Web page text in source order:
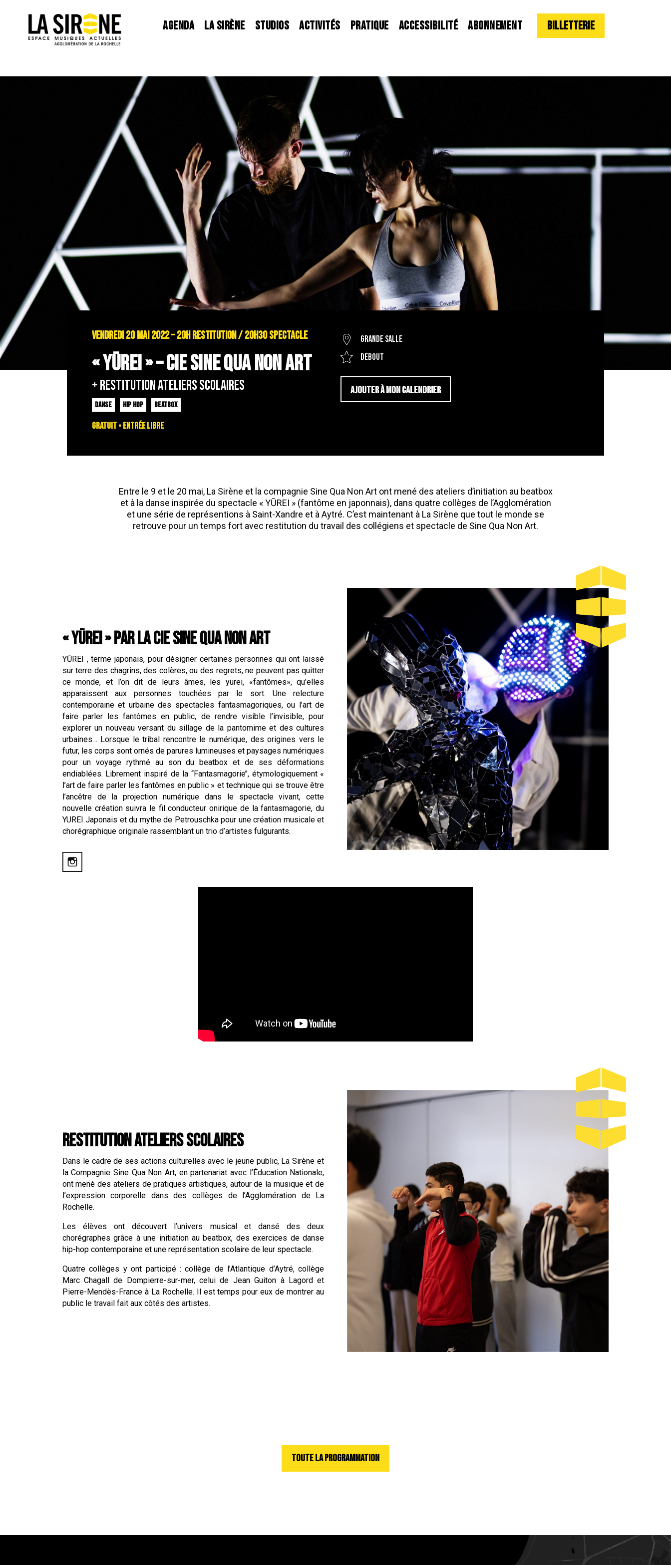
AGENDA LA SIRÈNE STUDIOS ACTIVITÉS PRATIQUE ACCESSIBILITÉ ABONNEMENT Billetterie
VENDREDI 20 MAI 2022 – 20H RESTITUTION / 20H30 SPECTACLE
« YŪREI » – CIE SINE QUA NON ART
+ restitution ateliers scolaires
DANSE HIP HOP BEATBOX
Gratuit • Entrée libre
Grande salle
Debout
AJOUTER À MON CALENDRIER
Entre le 9 et le 20 mai, La Sirène et la compagnie Sine Qua Non Art ont mené des ateliers d’initiation au beatbox
et à la danse inspirée du spectacle « YŪREI » (fantôme en japonnais), dans quatre collèges de l’Agglomération
et une série de représentions à Saint-Xandre et à Aytré. C’est maintenant à La Sirène que tout le monde se
retrouve pour un temps fort avec restitution du travail des collégiens et spectacle de Sine Qua Non Art.
« YŪREI » PAR LA CIE SINE QUA NON ART
YŪREI , terme japonais, pour désigner certaines personnes qui ont laissé
sur terre des chagrins, des colères, ou des regrets, ne peuvent pas quitter
ce monde, et l’on dit de leurs âmes, les yurei, «fantômes», qu’elles
apparaissent aux personnes touchées par le sort. Une relecture
contemporaine et urbaine des spectacles fantasmagoriques, ou l’art de
faire parler les fantômes en public, de rendre visible l’invisible, pour
explorer un nouveau versant du sillage de la pantomime et des cultures
urbaines… Lorsque le tribal rencontre le numérique, des origines vers le
futur, les corps sont ornés de parures lumineuses et paysages numériques
pour un voyage rythmé au son du beatbox et de ses déformations
endiablées. Librement inspiré de la ‘‘Fantasmagorie’’, étymologiquement «
l’art de faire parler les fantômes en public » et technique qui se trouve être
l’ancêtre de la projection numérique dans le spectacle vivant, cette
nouvelle création suivra le fil conducteur onirique de la fantasmagorie, du
YUREI Japonais et du mythe de Petrouschka pour une création musicale et
chorégraphique originale rassemblant un trio d’artistes fulgurants.
RESTITUTION ATELIERS SCOLAIRES
Dans le cadre de ses actions culturelles avec le jeune public, La Sirène et
la Compagnie Sine Qua Non Art, en partenariat avec l’Éducation Nationale,
ont mené des ateliers de pratiques artistiques, autour de la musique et de
l’expression corporelle dans des collèges de l’Agglomération de La
Rochelle.
Les élèves ont découvert l’univers musical et dansé des deux
chorégraphes grâce à une initiation au beatbox, des exercices de danse
hip-hop contemporaine et une représentation scolaire de leur spectacle.
Quatre collèges y ont participé : collège de l’Atlantique d’Aytré, collège
Marc Chagall de Dompierre-sur-mer, celui de Jean Guiton à Lagord et
Pierre-Mendès-France à La Rochelle. Il est temps pour eux de montrer au
public le travail fait aux côtés des artistes.
TOUTE LA PROGRAMMATION